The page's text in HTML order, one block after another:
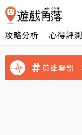
攻略分析 心得評測
英雄聯盟